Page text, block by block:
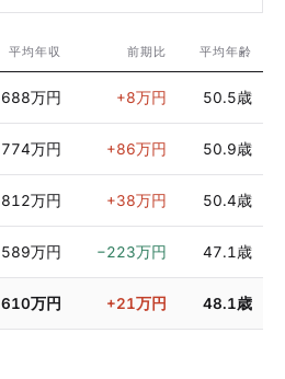
平均年収 前期比 平均年齢
688万円 +8万円 50.5歳
774万円 +86万円 50.9歳
812万円 +38万円 50.4歳
589万円 −223万円 47.1歳
610万円 +21万円 48.1歳